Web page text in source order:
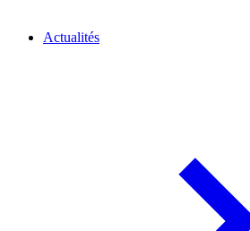
Actualités